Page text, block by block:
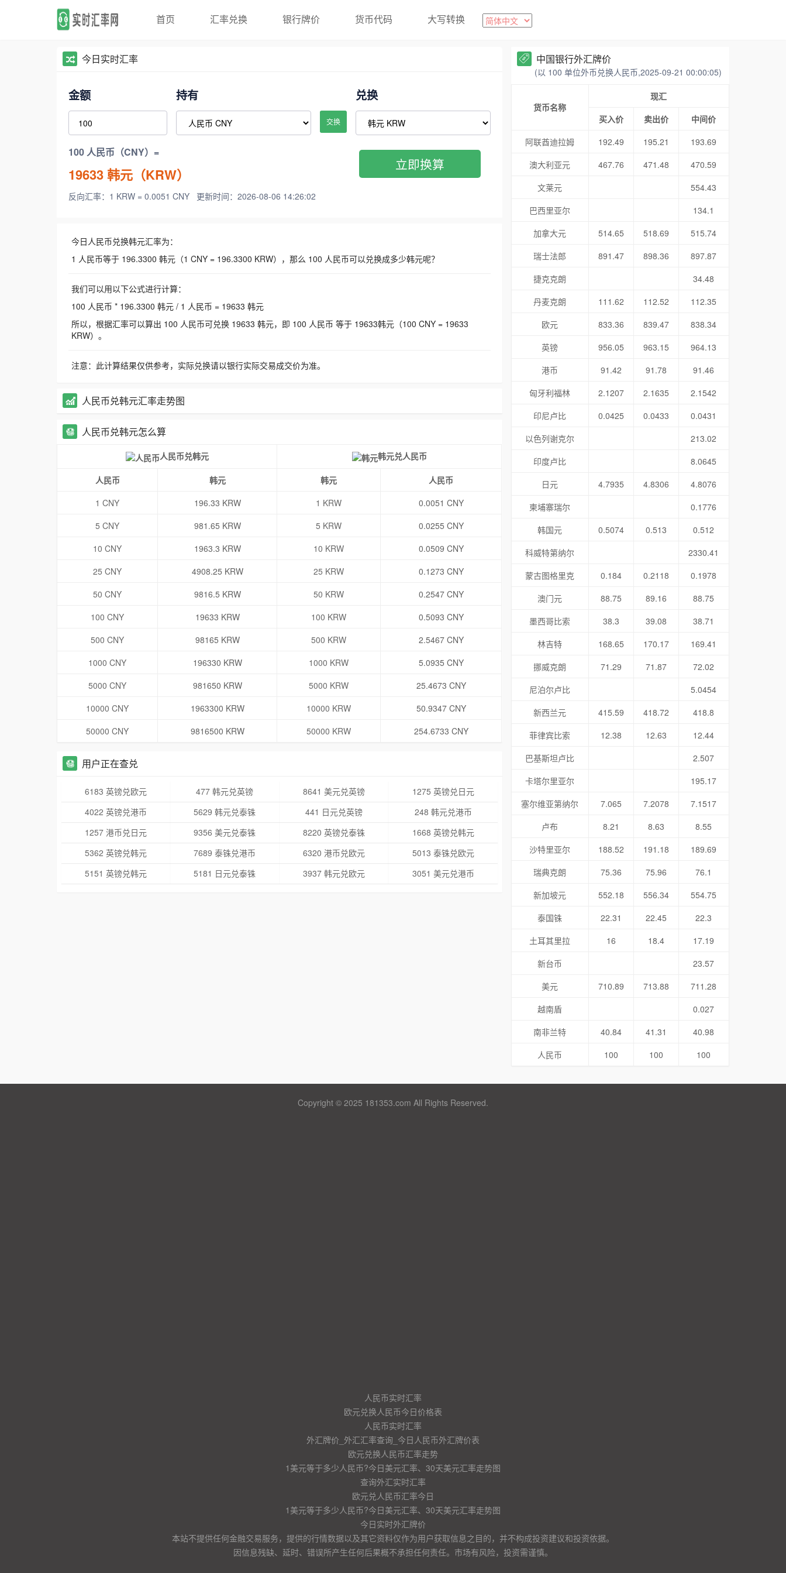
首页 汇率兑换 银行牌价 货币代码 大写转换
今日实时汇率
金额 持有
交换
兑换
100 人民币（CNY）=
19633韩元（KRW）
反向汇率：1 KRW = 0.0051 CNY 更新时间：2026-08-06 14:26:02
立即换算
今日人民币兑换韩元汇率为：
1 人民币等于 196.3300 韩元（1 CNY = 196.3300 KRW），那么 100 人民币可以兑换成多少韩元呢？
我们可以用以下公式进行计算：
100 人民币 * 196.3300 韩元 / 1 人民币 = 19633 韩元
所以，根据汇率可以算出 100 人民币可兑换 19633 韩元，即 100 人民币 等于 19633韩元（100 CNY = 19633
KRW）。
注意：此计算结果仅供参考，实际兑换请以银行实际交易成交价为准。
人民币兑韩元汇率走势图
人民币兑韩元怎么算
人民币兑韩元 韩元兑人民币
人民币 韩元 韩元
人民币
1 CNY
196.33 KRW 1 KRW
0.0051 CNY
5 CNY
981.65 KRW 5 KRW
0.0255 CNY
10 CNY
1963.3 KRW 10 KRW
0.0509 CNY
25 CNY
4908.25 KRW 25 KRW
0.1273 CNY
50 CNY
9816.5 KRW 50 KRW
0.2547 CNY
100 CNY
19633 KRW 100 KRW
0.5093 CNY
500 CNY
98165 KRW 500 KRW
2.5467 CNY
1000 CNY
196330 KRW 1000 KRW
5.0935 CNY
5000 CNY
981650 KRW 5000 KRW
25.4673 CNY
10000 CNY
1963300 KRW 10000 KRW
50.9347 CNY
50000 CNY
9816500 KRW 50000 KRW 254.6733 CNY
用户正在查兑
6183 英镑兑欧元 477 韩元兑英镑 8641 美元兑英镑
1275 英镑兑日元
4022 英镑兑港币
5629 韩元兑泰铢 441 日元兑英镑
248 韩元兑港币
1257 港币兑日元
9356 美元兑泰铢 8220 英镑兑泰铢
1668 英镑兑韩元
5362 英镑兑韩元
7689 泰铢兑港币 6320 港币兑欧元
5013 泰铢兑欧元
5151 英镑兑韩元
5181 日元兑泰铢 3937 韩元兑欧元 3051 美元兑港币
中国银行外汇牌价
(以 100 单位外币兑换人民币,2025-09-21 00:00:05)
货币名称
现汇
买入价
卖出价
中间价
阿联酋迪拉姆
192.49 195.21
193.69
澳大利亚元
467.76 471.48
470.59
文莱元
554.43
巴西里亚尔
134.1
加拿大元
514.65 518.69
515.74
瑞士法郎
891.47 898.36
897.87
捷克克朗
34.48
丹麦克朗
111.62 112.52
112.35
欧元
833.36 839.47
838.34
英镑
956.05 963.15
964.13
港币
91.42 91.78
91.46
匈牙利福林
2.1207 2.1635
2.1542
印尼卢比
0.0425 0.0433
0.0431
以色列谢克尔
213.02
印度卢比
8.0645
日元
4.7935 4.8306
4.8076
柬埔寨瑞尔
0.1776
韩国元
0.5074 0.513
0.512
科威特第纳尔
2330.41
蒙古图格里克
0.184 0.2118
0.1978
澳门元
88.75 89.16
88.75
墨西哥比索
38.3 39.08
38.71
林吉特
168.65 170.17
169.41
挪威克朗
71.29 71.87
72.02
尼泊尔卢比
5.0454
新西兰元
415.59 418.72
418.8
菲律宾比索
12.38 12.63
12.44
巴基斯坦卢比
2.507
卡塔尔里亚尔
195.17
塞尔维亚第纳尔
7.065 7.2078
7.1517
卢布
8.21 8.63
8.55
沙特里亚尔
188.52 191.18
189.69
瑞典克朗
75.36 75.96
76.1
新加坡元
552.18 556.34
554.75
泰国铢
22.31 22.45
22.3
土耳其里拉
16 18.4
17.19
新台币
23.57
美元
710.89 713.88
711.28
越南盾
0.027
南非兰特
40.84 41.31
40.98
人民币
100 100 100
Copyright © 2025 181353.com All Rights Reserved.
人民币实时汇率
欧元兑换人民币今日价格表
人民币实时汇率
外汇牌价_外汇汇率查询_今日人民币外汇牌价表
欧元兑换人民币汇率走势
1美元等于多少人民币?今日美元汇率、30天美元汇率走势图
查询外汇实时汇率
欧元兑人民币汇率今日
1美元等于多少人民币?今日美元汇率、30天美元汇率走势图
今日实时外汇牌价
本站不提供任何金融交易服务，提供的行情数据以及其它资料仅作为用户获取信息之目的，并不构成投资建议和投资依据。
因信息残缺、延时、错误所产生任何后果概不承担任何责任。市场有风险，投资需谨慎。